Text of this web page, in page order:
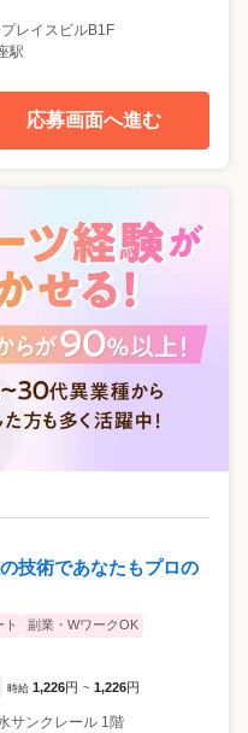
レイスビルB1F
駅
応募画面へ進む
技術であなたもプロの
副業・WワークOK
時給 1,226円 ~ 1,226円
サンクレール 1階